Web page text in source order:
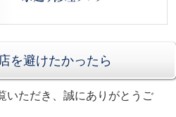
を避けたかったら
いただき、誠にありがとうご